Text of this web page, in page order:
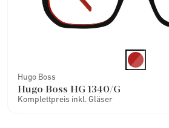
Hugo Boss
Hugo Boss HG 1340/G
Komplettpreis inkl. Gläser